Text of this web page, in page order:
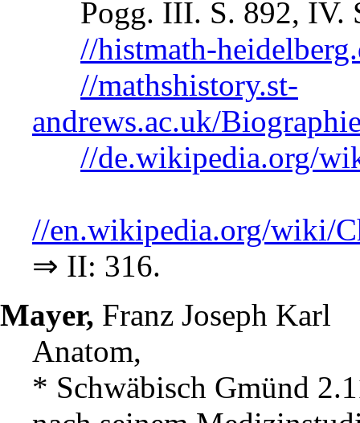
Pogg. III. S. 892, IV.
//histmath-
//mathshistory.st-
andrews.ac.uk/
//de.wikipedia.org/
//en.wikipedia.org/wiki/
⇒ II: 316.
Mayer, Franz Joseph Karl
Anatom,
* Schwäbisch Gmünd